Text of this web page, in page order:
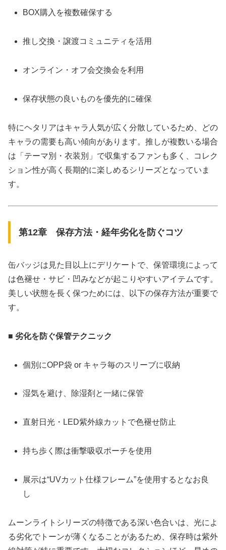
BOX購入を複数確保する
推し交換・譲渡コミュニティを活用
オンライン・オフ会交換会を利用
保存状態の良いものを優先的に確保
特にヘタリアはキャラ人気が広く分散しているため、どの
キャラの需要も高い傾向があります。推しが複数いる場合
は「テーマ別・衣装別」で収集するファンも多く、コレク
ション性が高く長期的に楽しめるシリーズとなっていま
す。
第12章 保存方法・経年劣化を防ぐコツ
缶バッジは見た目以上にデリケートで、保管環境によって
は色褪せ・サビ・凹みなどが起こりやすいアイテムです。
美しい状態を長く保つためには、以下の保存方法が重要で
す。
■ 劣化を防ぐ保管テクニック
個別にOPP袋 or キャラ毎のスリーブに収納
湿気を避け、除湿剤と一緒に保管
直射日光・LED紫外線カットで色褪せ防止
持ち歩く際は衝撃吸収ポーチを使用
展示は“UVカット仕様フレーム”を使用するとなお良
し
ムーンライトシリーズの特徴である深い色合いは、光によ
る劣化でトーンが薄くなることがあるため、保存時は紫外